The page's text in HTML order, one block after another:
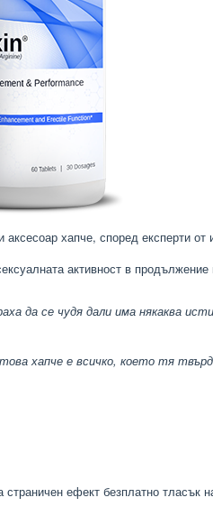
хапче, според експерти от
активност в
да се чудя дали има някаква
хапче е всичко, което тя
ефект безплатно тласък